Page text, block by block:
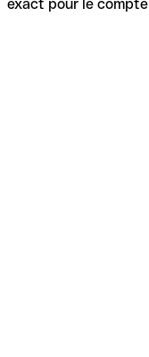
exact pour le